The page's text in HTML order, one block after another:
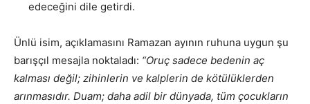
edeceğini dile getirdi.
Ünlü isim, açıklamasını Ramazan ayının ruhuna uygun şu
barışçıl mesajla noktaladı: “Oruç sadece bedenin aç
kalması değil; zihinlerin ve kalplerin de kötülüklerden
arınmasıdır. Duam; daha adil bir dünyada, tüm çocukların